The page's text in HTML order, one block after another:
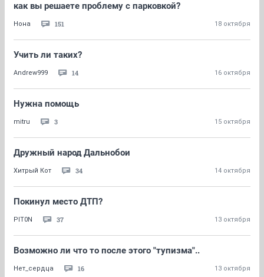
как вы решаете проблему с парковкой?
Нона 151 18 октября
Учить ли таких?
Andrew999 14 16 октября
Нужна помощь
mitru 3 15 октября
Дружный народ Дальнобои
Хитрый Кот 34 14 октября
Покинул место ДТП?
PIT0N 37 13 октября
Возможно ли что то после этого "тупизма"..
Нет_сердца 16 13 октября